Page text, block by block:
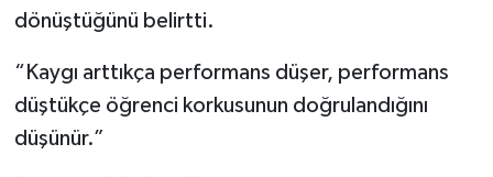
dönüştüğünü belirtti.
“Kaygı arttıkça performans düşer, performans
düştükçe öğrenci korkusunun doğrulandığını
düşünür.”